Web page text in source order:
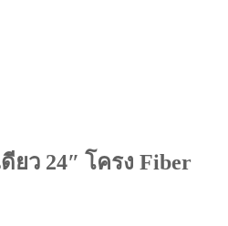
ยว 24″ โครง Fiber